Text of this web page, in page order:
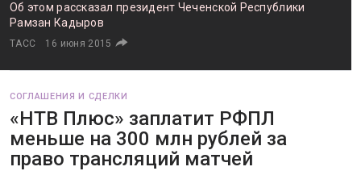
Об этом рассказал президент Чеченской Республики
Рамзан Кадыров
ТАСС 16 июня 2015
СОГЛАШЕНИЯ И СДЕЛКИ
«НТВ Плюс» заплатит РФПЛ
меньше на 300 млн рублей за
право трансляций матчей